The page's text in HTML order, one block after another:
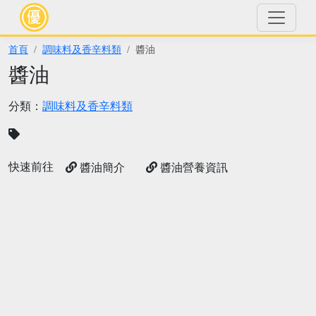
首頁 調味料及香辛料類 醬油
醬油
分類： 調味料及香辛料類
快速前往 醬油簡介 醬油營養資訊